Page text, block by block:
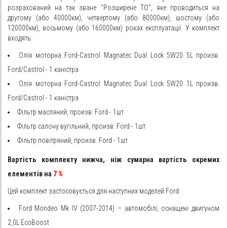
розрахований на так зване "Розширене ТО", яке проводиться на
другому (або 40000км), четвертому (або 80000км), шостому (або
120000км), восьмому (або 160000км) роках експлуатації. У комплект
входять:
Олія моторна Ford-Castrol Magnatec Dual Lock 5W20 5L произв.
Ford/Castrol - 1 каністра
Олія моторна Ford-Castrol Magnatec Dual Lock 5W20 1L произв.
Ford/Castrol - 1 каністра
Фільтр масляний, произв. Ford - 1шт
Фільтр салону вугільний, произв. Ford - 1шт
Фільтр повітряний, произв. Ford - 1шт
Вартість комплекту нижча, ніж сумарна вартість окремих
елементів на 7%
Цей комплект застосовується для наступних моделей Ford:
Ford Mondeo Mk IV (2007-2014) – автомобілі, оснащені двигуном
2,0L EcoBoost